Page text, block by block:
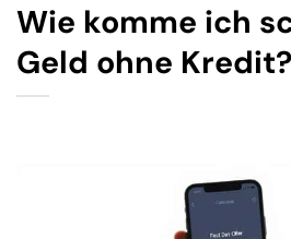
Wie komme ich
Geld ohne Kredit?